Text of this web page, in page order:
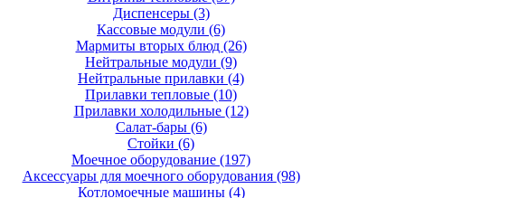
Диспенсеры (3)
Кассовые модули (6)
Мармиты вторых блюд (26)
Нейтральные модули (9)
Нейтральные прилавки (4)
Прилавки тепловые (10)
Прилавки холодильные (12)
Салат-бары (6)
Стойки (6)
Моечное оборудование (197)
Аксессуары для моечного оборудования (98)
Котломоечные машины (4)